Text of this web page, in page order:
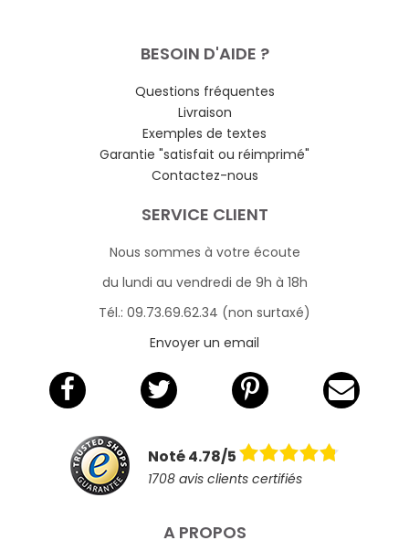
BESOIN D'AIDE ?
Questions fréquentes
Livraison
Exemples de textes
Garantie "satisfait ou réimprimé"
Contactez-nous
SERVICE CLIENT
Nous sommes à votre écoute
du lundi au vendredi de 9h à 18h
Tél.: 09.73.69.62.34 (non surtaxé)
Envoyer un email
Noté 4.78/5
1708 avis clients certifiés
A PROPOS